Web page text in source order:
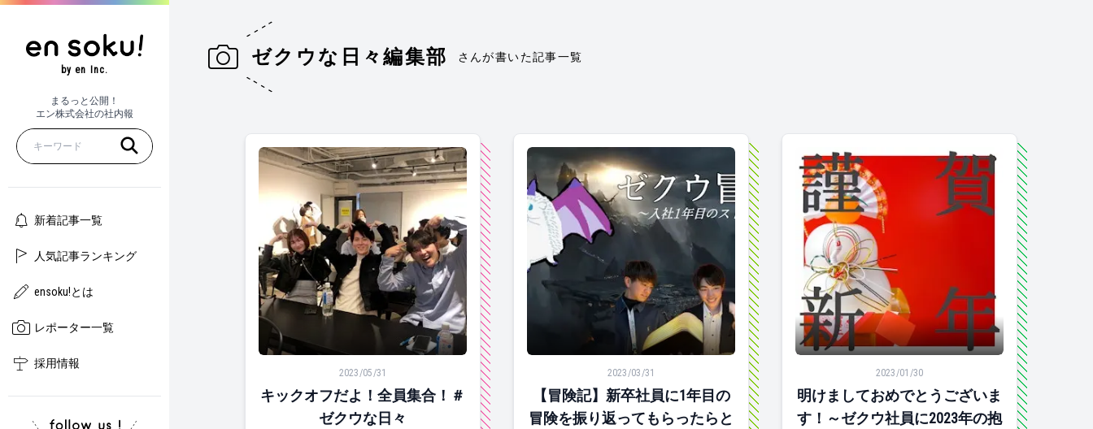
by en Inc.
まるっと公開！
エン株式会社の社内報
新着記事一覧
人気記事ランキング
ensoku!とは
レポーター一覧
採用情報
ゼクウな日々編集部 さんが書いた記事一覧
キックオフだよ！全員集合！＃ゼクウな日々
2023/05/31
キックオフだよ！全員集合！＃
ゼクウな日々
【冒険記】新卒社員に1年目の冒険を振り返ってもらったらとんでもない"ストーリー"が聞けち
2023/03/31
【冒険記】新卒社員に1年目の
冒険を振り返ってもらったらと
明けましておめでとうございます！～ゼクウ社員
2023/01/30
明けましておめでとうございま
す！～ゼクウ社員に2023年の抱